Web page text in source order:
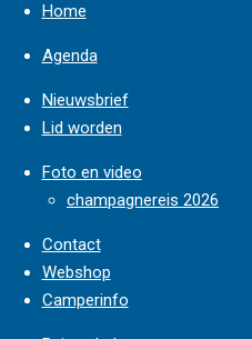
Home
Agenda
Nieuwsbrief
Lid worden
Foto en video
champagnereis 2026
Contact
Webshop
Camperinfo